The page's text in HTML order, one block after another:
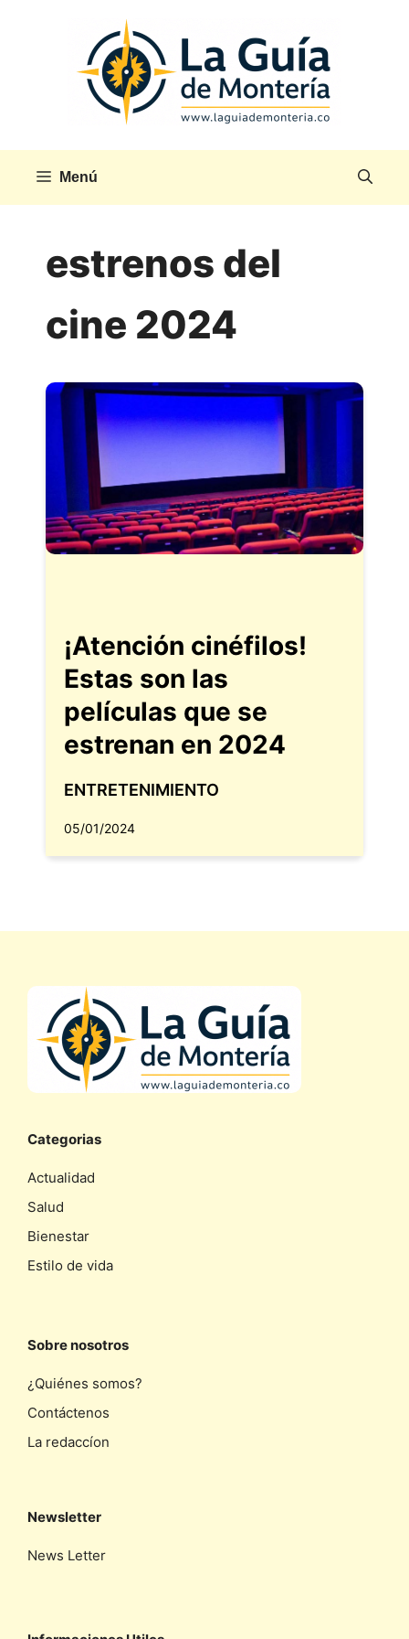
Menú
estrenos del
cine 2024
¡Atención cinéfilos!
Estas son las
películas que se
estrenan en 2024
ENTRETENIMIENTO
05/01/2024
Categorias
Actualidad
Salud
Bienestar
Estilo de vida
Sobre nosotros
¿Quiénes somos?
Contáctenos
La redaccíon
Newsletter
News Letter